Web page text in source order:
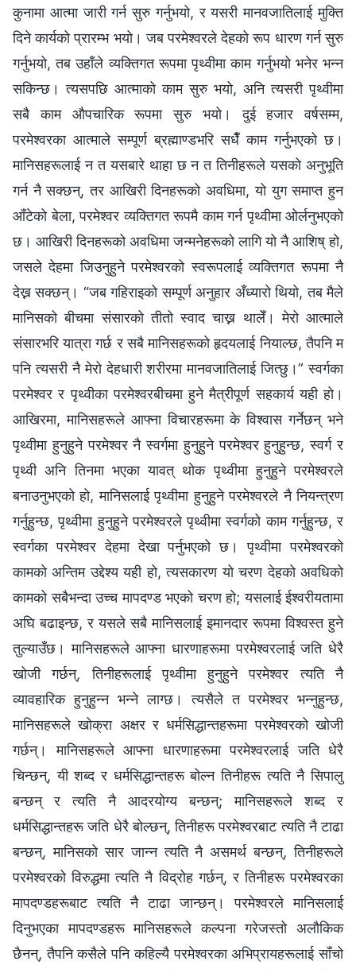
कुनामा आत्मा जारी गर्न सुरु गर्नुभयो, र यसरी मानवजातिलाई मुक्ति
दिने कार्यको प्रारम्भ भयो। जब परमेश्‍वरले देहको रूप धारण गर्न सुरु
गर्नुभयो, तब उहाँले व्यक्तिगत रूपमा पृथ्वीमा काम गर्नुभयो भनेर भन्न
सकिन्छ। त्यसपछि आत्माको काम सुरु भयो, अनि त्यसरी पृथ्वीमा
सबै काम औपचारिक रूपमा सुरु भयो। दुई हजार वर्षसम्म,
परमेश्‍वरका आत्माले सम्पूर्ण ब्रह्माण्डभरि सधैँ काम गर्नुभएको छ।
मानिसहरूलाई न त यसबारे थाहा छ न त तिनीहरूले यसको अनुभूति
गर्न नै सक्छन्, तर आखिरी दिनहरूको अवधिमा, यो युग समाप्त हुन
आँटेको बेला, परमेश्‍वर व्यक्तिगत रूपमै काम गर्न पृथ्वीमा ओर्लनुभएको
छ। आखिरी दिनहरूको अवधिमा जन्मनेहरूको लागि यो नै आशिष् हो,
जसले देहमा जिउनुहुने परमेश्‍वरको स्वरूपलाई व्यक्तिगत रूपमा नै
देख्न सक्छन्। “जब गहिराइको सम्पूर्ण अनुहार अँध्यारो थियो, तब मैले
मानिसको बीचमा संसारको तीतो स्वाद चाख्न थालेँ। मेरो आत्माले
संसारभरि यात्रा गर्छ र सबै मानिसहरूको हृदयलाई नियाल्छ, तैपनि म
पनि त्यसरी नै मेरो देहधारी शरीरमा मानवजातिलाई जित्छु।” स्वर्गका
परमेश्‍वर र पृथ्वीका परमेश्‍वरबीचमा हुने मैत्रीपूर्ण सहकार्य यही हो।
आखिरमा, मानिसहरूले आफ्ना विचारहरूमा के विश्‍वास गर्नेछन् भने
पृथ्वीमा हुनुहुने परमेश्‍वर नै स्वर्गमा हुनुहुने परमेश्‍वर हुनुहुन्छ, स्वर्ग र
पृथ्वी अनि तिनमा भएका यावत् थोक पृथ्वीमा हुनुहुने परमेश्‍वरले
बनाउनुभएको हो, मानिसलाई पृथ्वीमा हुनुहुने परमेश्‍वरले नै नियन्त्रण
गर्नुहुन्छ, पृथ्वीमा हुनुहुने परमेश्‍वरले पृथ्वीमा स्वर्गको काम गर्नुहुन्छ, र
स्वर्गका परमेश्‍वर देहमा देखा पर्नुभएको छ। पृथ्वीमा परमेश्‍वरको
कामको अन्तिम उद्देश्य यही हो, त्यसकारण यो चरण देहको अवधिको
कामको सबैभन्दा उच्‍च मापदण्ड भएको चरण हो; यसलाई ईश्‍वरीयतामा
अघि बढाइन्छ, र यसले सबै मानिसलाई इमानदार रूपमा विश्‍वस्त हुने
तुल्याउँछ। मानिसहरूले आफ्ना धारणाहरूमा परमेश्‍वरलाई जति धेरै
खोजी गर्छन्, तिनीहरूलाई पृथ्वीमा हुनुहुने परमेश्‍वर त्यति नै
व्यावहारिक हुनुहुन्न भन्‍ने लाग्छ। त्यसैले त परमेश्‍वर भन्नुहुन्छ,
मानिसहरूले खोक्रा अक्षर र धर्मसिद्धान्तहरूमा परमेश्‍वरको खोजी
गर्छन्। मानिसहरूले आफ्ना धारणाहरूमा परमेश्‍वरलाई जति धेरै
चिन्छन्, यी शब्द र धर्मसिद्धान्तहरू बोल्न तिनीहरू त्यति नै सिपालु
बन्छन् र त्यति नै आदरयोग्य बन्छन्; मानिसहरूले शब्द र
धर्मसिद्धान्तहरू जति धेरै बोल्छन्, तिनीहरू परमेश्‍वरबाट त्यति नै टाढा
बन्छन्, मानिसको सार जान्न त्यति नै असमर्थ बन्छन्, तिनीहरूले
परमेश्‍वरको विरुद्धमा त्यति नै विद्रोह गर्छन्, र तिनीहरू परमेश्‍वरका
मापदण्डहरूबाट त्यति नै टाढा जान्छन्। परमेश्‍वरले मानिसलाई
दिनुभएका मापदण्डहरू मानिसहरूले कल्पना गरेजस्तो अलौकिक
छैनन्, तैपनि कसैले पनि कहिल्यै परमेश्वरका अभिप्रायहरूलाई साँचो